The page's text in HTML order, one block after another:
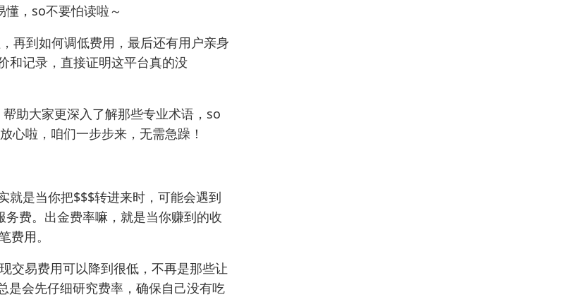
，so不要怕读啦～
再到如何调低费用，最后还有用户亲身
和记录，直接证明这平台真的没
助大家更深入了解那些专业术语，so
啦，咱们一步步来，无需急躁！
就是当你把$$$转进来时，可能会遇到
费。出金费率嘛，就是当你赚到的收
用。
交易费用可以降到很低，不再是那些让
会先仔细研究费率，确保自己没有吃